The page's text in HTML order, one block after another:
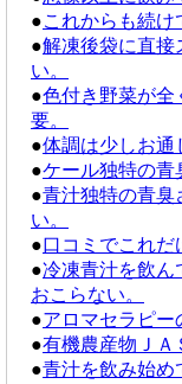
●これからも続け
●解凍後袋に直接
い。
●色付き野菜が全
要。
●体調は少しお通
●ケール独特の青
●青汁独特の青臭
い。
●口コミでこれだ
●冷凍青汁を飲ん
おこらない。
●アロマセラピー
●有機農産物ＪＡ
●青汁を飲み始め